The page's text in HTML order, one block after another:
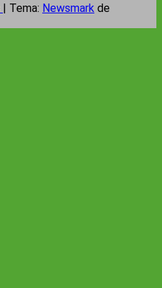
| Tema: Newsmark de